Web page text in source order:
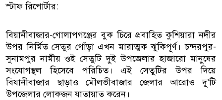
স্টাফ রিপোর্টার:
বিয়ানীবাজার-গোলাপগঞ্জের বুক চিরে প্রবাহিত কুশিয়ারা নদীর
উপর নির্মিত সেতুর গোঁড়া এখন মারাত্মক ঝুকিপূর্ণ। চন্দরপুর-
সুনামপুর নামীয় ওই সেতুটি দুই উপজেলার হাজারো মানুষের
সংযোগস্থল হিসেবে পরিচিত। এই সেতুটির উপর দিয়ে
বিযানীবাজার ছাড়াও মৌলভীবাজার জেলার আরোও দু’টি
উপজেলার লোকজন যাতায়াত করেন।